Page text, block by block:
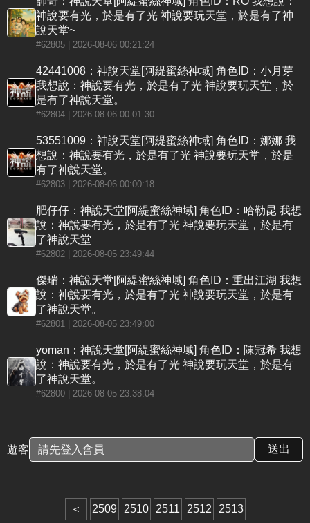
神說要有光，於是有了光 神說要玩天堂，於是有了神
說天堂~
#62805 | 2026-08-06 00:21:24
42441008：神說天堂[阿緹蜜絲神域] 角色ID：小月芽
我想說：神說要有光，於是有了光 神說要玩天堂，於
是有了神說天堂。
#62804 | 2026-08-06 00:01:30
53551009：神說天堂[阿緹蜜絲神域] 角色ID：娜娜 我
想說：神說要有光，於是有了光 神說要玩天堂，於是
有了神說天堂。
#62803 | 2026-08-06 00:00:18
肥仔仔：神說天堂[阿緹蜜絲神域] 角色ID：哈勒昆 我想
說：神說要有光，於是有了光 神說要玩天堂，於是有
了神說天堂
#62802 | 2026-08-05 23:49:44
傑瑞：神說天堂[阿緹蜜絲神域] 角色ID：重出江湖 我想
說：神說要有光，於是有了光 神說要玩天堂，於是有
了神說天堂。
#62801 | 2026-08-05 23:49:00
yoman：神說天堂[阿緹蜜絲神域] 角色ID：陳冠希 我想
說：神說要有光，於是有了光 神說要玩天堂，於是有
了神說天堂。
#62800 | 2026-08-05 23:38:04
遊客
＜ 2509 2510 2511 2512 2513